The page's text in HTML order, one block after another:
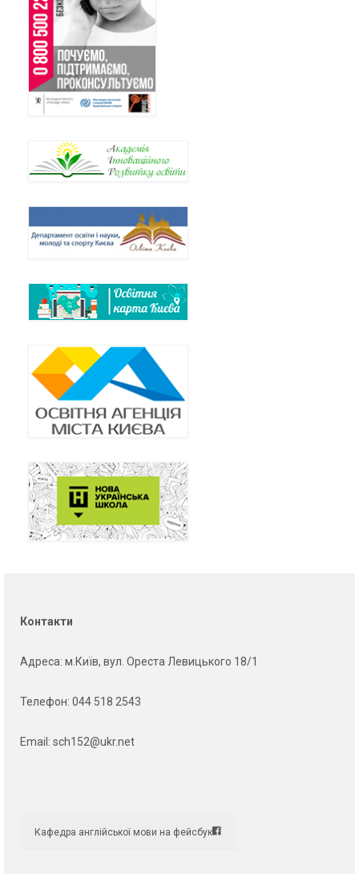
Контакти
Адреса: м.Київ, вул. Ореста Левицького 18/1
Телефон: 044 518 2543
Email: sch152@ukr.net
Кафедра англійської мови на фейсбук